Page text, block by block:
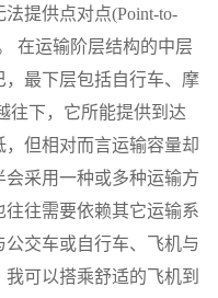
提供点对点(Point-to-
在运输阶层结构的中层
最下层包括自行车、摩
往下，它所能提供到达
但相对而言运输容量却
采用一种或多种运输方
往需要依赖其它运输系
交车或自行车、飞机与
可以搭乘舒适的飞机到